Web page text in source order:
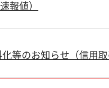
報値）
等のお知らせ（信用